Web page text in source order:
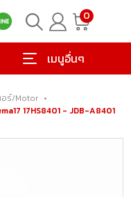
0
เมนูอื่นๆ
อร์/Motor •
17HS8401 - JDB-A8401